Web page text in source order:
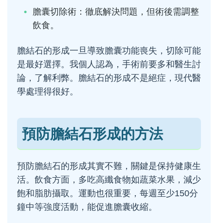
膽囊切除術：徹底解決問題，但術後需調整
飲食。
膽結石的形成一旦導致膽囊功能喪失，切除可能
是最好選擇。我個人認為，手術前要多和醫生討
論，了解利弊。膽結石的形成不是絕症，現代醫
學處理得很好。
預防膽結石形成的方法
預防膽結石的形成其實不難，關鍵是保持健康生
活。飲食方面，多吃高纖食物如蔬菜水果，減少
飽和脂肪攝取。運動也很重要，每週至少150分
鐘中等強度活動，能促進膽囊收縮。